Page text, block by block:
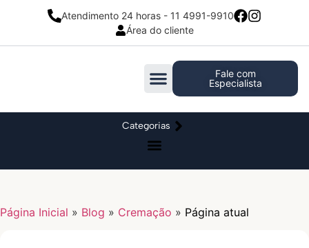
Atendimento 24 horas - 11 4991-9910
Área do cliente
Fale com
Especialista
Categorias
Página Inicial » Blog » Cremação » Página atual